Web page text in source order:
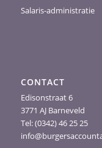
Salaris-administratie
CONTACT
Edisonstraat 6
3771 AJ Barneveld
Tel: (0342) 46 25 25